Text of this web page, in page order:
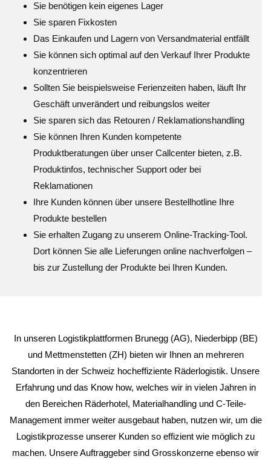
Sie benötigen kein eigenes Lager
Sie sparen Fixkosten
Das Einkaufen und Lagern von Versandmaterial entfällt
Sie können sich optimal auf den Verkauf Ihrer Produkte
konzentrieren
Sollten Sie beispielsweise Ferienzeiten haben, läuft Ihr
Geschäft unverändert und reibungslos weiter
Sie sparen sich das Retouren / Reklamationshandling
Sie können Ihren Kunden kompetente
Produktberatungen über unser Callcenter bieten, z.B.
Produktinfos, technischer Support oder bei
Reklamationen
Ihre Kunden können über unsere Bestellhotline Ihre
Produkte bestellen
Sie erhalten Zugang zu unserem Online-Tracking-Tool.
Dort können Sie alle Lieferungen online nachverfolgen –
bis zur Zustellung der Produkte bei Ihren Kunden.
In unseren Logistikplattformen Brunegg (AG), Niederbipp (BE)
und Mettmenstetten (ZH) bieten wir Ihnen an mehreren
Standorten in der Schweiz hocheffiziente Räderlogistik. Unsere
Erfahrung und das Know how, welches wir in vielen Jahren in
den Bereichen Räderhotel, Materialhandling und C-Teile-
Management immer weiter ausgebaut haben, nutzen wir, um die
Logistikprozesse unserer Kunden so effizient wie möglich zu
machen. Unsere Auftraggeber sind Grosskonzerne ebenso wir